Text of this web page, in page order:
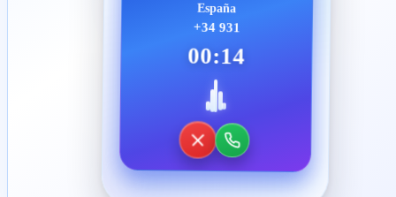
España
+34 931
00:14